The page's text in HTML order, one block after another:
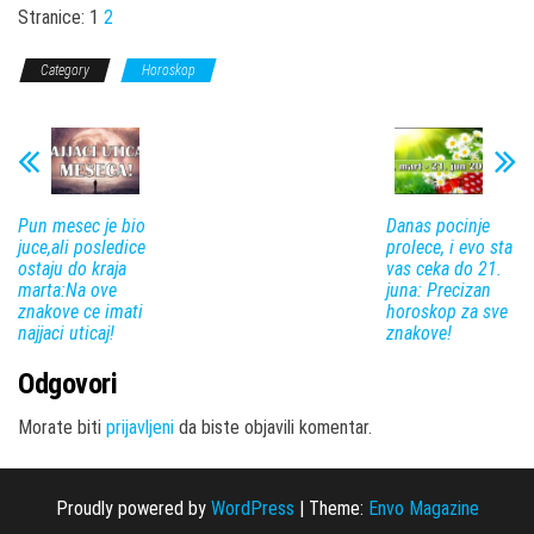
Stranice: 1 2
Category Horoskop
Pun mesec je bio
juce,ali posledice
ostaju do kraja
marta:Na ove
znakove ce imati
najjaci uticaj!
Danas pocinje
prolece, i evo sta
vas ceka do 21.
juna: Precizan
horoskop za sve
znakove!
Odgovori
Morate biti prijavljeni da biste objavili komentar.
Proudly powered by WordPress | Theme: Envo Magazine